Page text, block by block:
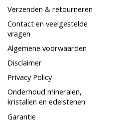
Verzenden & retourneren
Contact en veelgestelde
vragen
Algemene voorwaarden
Disclaimer
Privacy Policy
Onderhoud mineralen,
kristallen en edelstenen
Garantie